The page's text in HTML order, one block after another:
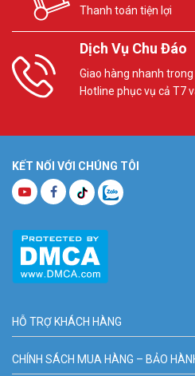
Thanh toán tiện lợi
Dịch Vụ Chu Đáo
Giao hàng nhanh trong
Hotline phục vụ cả T7
KẾT NỐI VỚI CHÚNG TÔI
HỖ TRỢ KHÁCH HÀNG
CHÍNH SÁCH MUA HÀNG – BẢO